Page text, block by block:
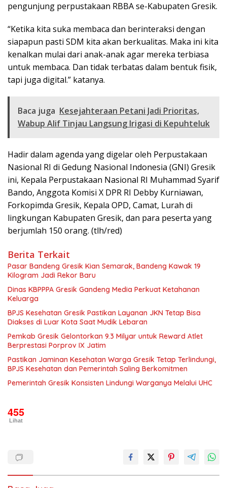
pengunjung perpustakaan RBBA se-Kabupaten Gresik.
“Ketika kita suka membaca dan berinteraksi dengan
siapapun pasti SDM kita akan berkualitas. Maka ini kita
kenalkan mulai dari anak-anak agar mereka terbiasa
untuk membaca. Dan tidak terbatas dalam bentuk fisik,
tapi juga digital.” katanya.
Baca juga Kesejahteraan Petani Jadi Prioritas,
Wabup Alif Tinjau Langsung Irigasi di Kepuhteluk
Hadir dalam agenda yang digelar oleh Perpustakaan
Nasional RI di Gedung Nasional Indonesia (GNI) Gresik
ini, Kepala Perpustakaan Nasional RI Muhammad Syarif
Bando, Anggota Komisi X DPR RI Debby Kurniawan,
Forkopimda Gresik, Kepala OPD, Camat, Lurah di
lingkungan Kabupaten Gresik, dan para peserta yang
berjumlah 150 orang. (tlh/red)
Berita Terkait
Pasar Bandeng Gresik Kian Semarak, Bandeng Kawak 19
Kilogram Jadi Rekor Baru
Dinas KBPPPA Gresik Gandeng Media Perkuat Ketahanan
Keluarga
BPJS Kesehatan Gresik Pastikan Layanan JKN Tetap Bisa
Diakses di Luar Kota Saat Mudik Lebaran
Pemkab Gresik Gelontorkan 9.3 Milyar untuk Reward Atlet
Berprestasi Porprov IX Jatim
Pastikan Jaminan Kesehatan Warga Gresik Tetap Terlindungi,
BPJS Kesehatan dan Pemerintah Saling Berkomitmen
Pemerintah Gresik Konsisten Lindungi Warganya Melalui UHC
455
Lihat